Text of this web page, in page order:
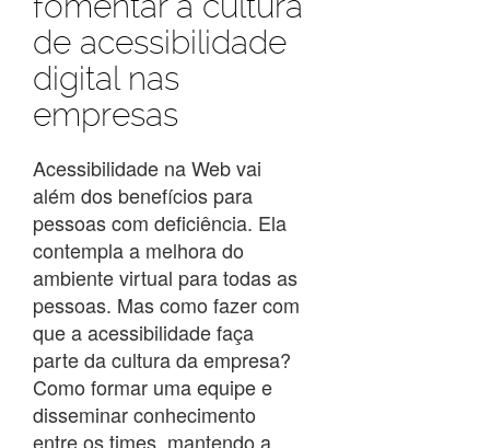
de acessibilidade
digital nas
empresas
Acessibilidade na Web vai
além dos benefícios para
pessoas com deficiência. Ela
contempla a melhora do
ambiente virtual para todas as
pessoas. Mas como fazer com
que a acessibilidade faça
parte da cultura da empresa?
Como formar uma equipe e
disseminar conhecimento
entre os times, mantendo a